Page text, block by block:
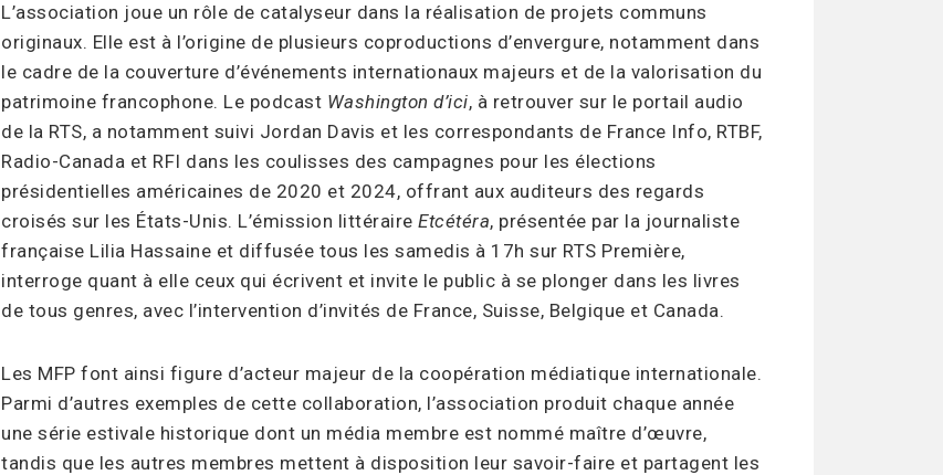
L’association joue un rôle de catalyseur dans la réalisation de projets communs
originaux. Elle est à l’origine de plusieurs coproductions d’envergure, notamment dans
le cadre de la couverture d’événements internationaux majeurs et de la valorisation du
patrimoine francophone. Le podcast Washington d’ici, à retrouver sur le portail audio
de la RTS, a notamment suivi Jordan Davis et les correspondants de France Info, RTBF,
Radio-Canada et RFI dans les coulisses des campagnes pour les élections
présidentielles américaines de 2020 et 2024, offrant aux auditeurs des regards
croisés sur les États-Unis. L’émission littéraire Etcétéra, présentée par la journaliste
française Lilia Hassaine et diffusée tous les samedis à 17h sur RTS Première,
interroge quant à elle ceux qui écrivent et invite le public à se plonger dans les livres
de tous genres, avec l’intervention d’invités de France, Suisse, Belgique et Canada.
Les MFP font ainsi figure d’acteur majeur de la coopération médiatique internationale.
Parmi d’autres exemples de cette collaboration, l’association produit chaque année
une série estivale historique dont un média membre est nommé maître d’œuvre,
tandis que les autres membres mettent à disposition leur savoir-faire et partagent les